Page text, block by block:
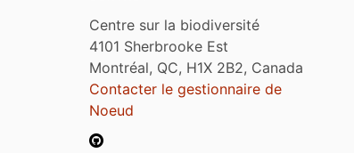
Centre sur la biodiversité
4101 Sherbrooke Est
Montréal, QC, H1X 2B2, Canada
Contacter le gestionnaire de
Noeud